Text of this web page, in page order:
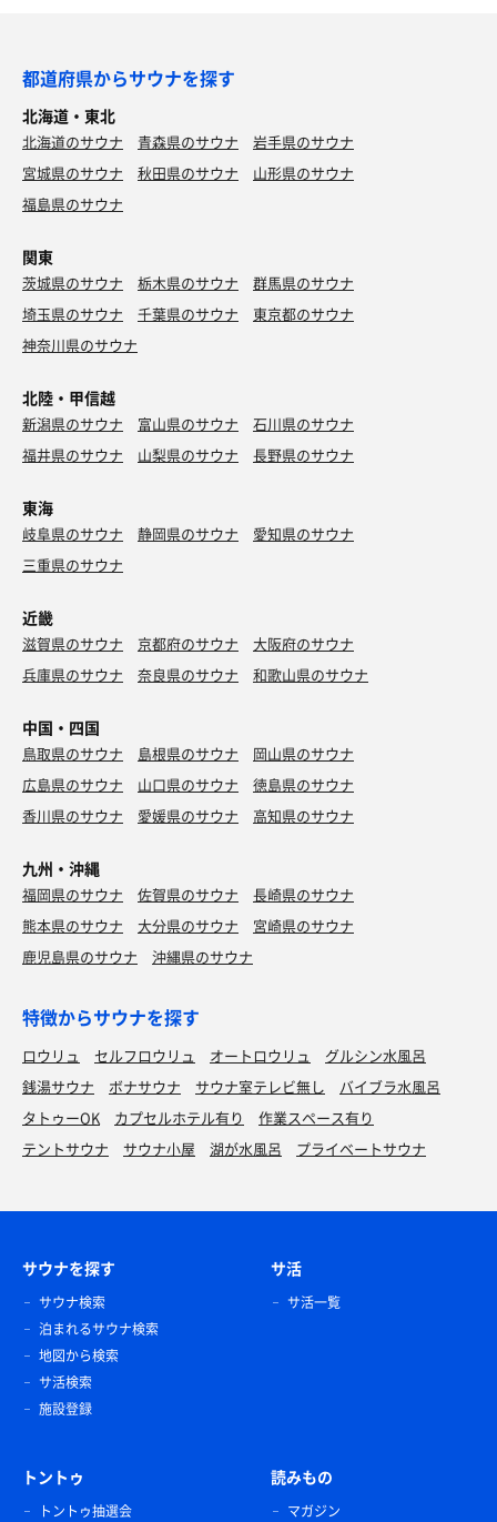
都道府県からサウナを探す
北海道・東北
北海道のサウナ 青森県のサウナ
岩手県のサウナ
宮城県のサウナ
秋田県のサウナ
山形県のサウナ
福島県のサウナ
関東
茨城県のサウナ 栃木県のサウナ
群馬県のサウナ
埼玉県のサウナ
千葉県のサウナ
東京都のサウナ
神奈川県のサウナ
北陸・甲信越
新潟県のサウナ 富山県のサウナ
石川県のサウナ
福井県のサウナ
山梨県のサウナ 長野県のサウナ
東海
岐阜県のサウナ 静岡県のサウナ
愛知県のサウナ
三重県のサウナ
近畿
滋賀県のサウナ 京都府のサウナ
大阪府のサウナ
兵庫県のサウナ
奈良県のサウナ 和歌山県のサウナ
中国・四国
鳥取県のサウナ 島根県のサウナ
岡山県のサウナ
広島県のサウナ
山口県のサウナ
徳島県のサウナ
香川県のサウナ
愛媛県のサウナ 高知県のサウナ
九州・沖縄
福岡県のサウナ 佐賀県のサウナ
長崎県のサウナ
熊本県のサウナ
大分県のサウナ
宮崎県のサウナ
鹿児島県のサウナ
沖縄県のサウナ
特徴からサウナを探す
ロウリュ セルフロウリュ オートロウリュ
グルシン水風呂
銭湯サウナ
ボナサウナ サウナ室テレビ無し
バイブラ水風呂
タトゥーOK
カプセルホテル有り
作業スペース有り
テントサウナ
サウナ小屋 湖が水風呂 プライベートサウナ
サウナを探す
サウナ検索
泊まれるサウナ検索
地図から検索
サ活検索
施設登録
サ活
サ活一覧
トントゥ
トントゥ抽選会
読みもの
マガジン